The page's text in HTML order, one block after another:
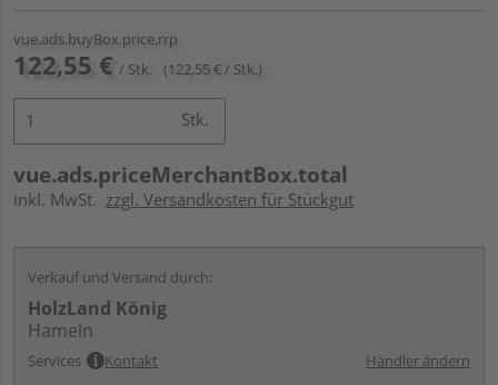
vue.ads.buyBox.price.rrp
122,55 € / Stk. (122,55 € / Stk.)
Stk.
vue.ads.priceMerchantBox.total
inkl. MwSt. zzgl. Versandkosten für Stückgut
Verkauf und Versand durch:
HolzLand König
Hameln
Services Kontakt Händler ändern